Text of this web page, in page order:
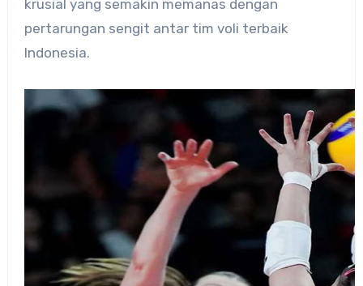
krusial yang semakin memanas dengan
pertarungan sengit antar tim voli terbaik
Indonesia.